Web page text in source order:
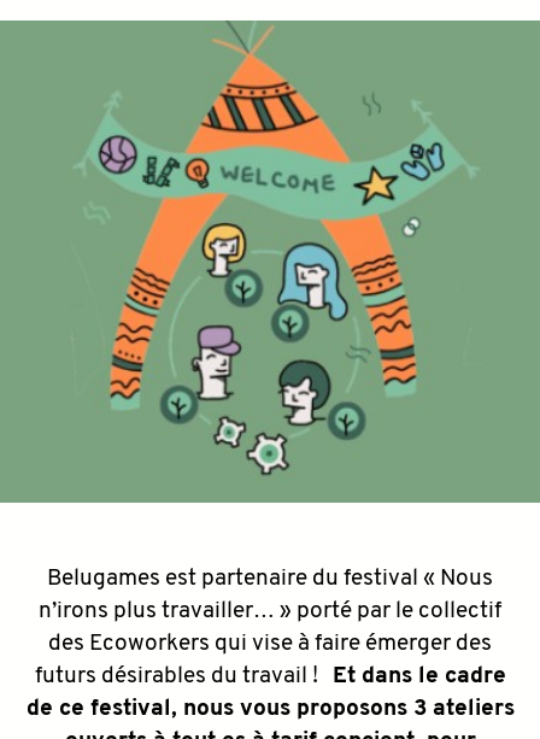
Belugames est partenaire du festival « Nous
n’irons plus travailler… » porté par le collectif
des Ecoworkers qui vise à faire émerger des
futurs désirables du travail !
Et dans le cadre
de ce festival, nous vous proposons 3 ateliers